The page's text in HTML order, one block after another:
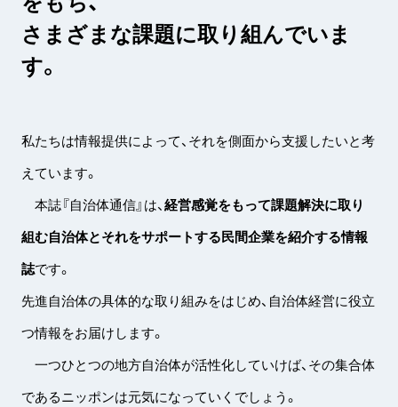
さまざまな課題に取り組んでいま
す。
私たちは情報提供によって、それを側面から支援したいと考
えています。
本誌『自治体通信』は、 経営感覚をもって課題解決に取り
組む自治体とそれをサポートする民間企業を紹介する情報
誌です。
先進自治体の具体的な取り組みをはじめ、自治体経営に役立
つ情報をお届けします。
一つひとつの地方自治体が活性化していけば、その集合体
であるニッポンは元気になっていくでしょう。